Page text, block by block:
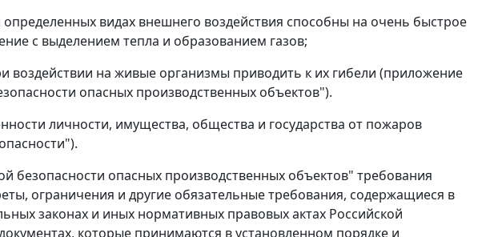
видах внешнего воздействия способны на очень быстрое
с выделением тепла и образованием газов;
воздействии на живые организмы приводить к их гибели (приложение
опасных производственных объектов").
личности, имущества, общества и государства от пожаров
безопасности опасных производственных объектов" требования
ограничения и другие обязательные требования, содержащиеся в
законах и иных нормативных правовых актах Российской
которые принимаются в установленном порядке и